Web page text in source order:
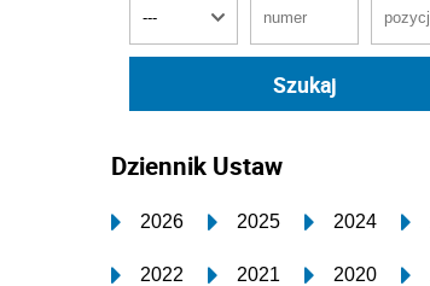
Dziennik Ustaw
2026 2025 2024
2022 2021 2020